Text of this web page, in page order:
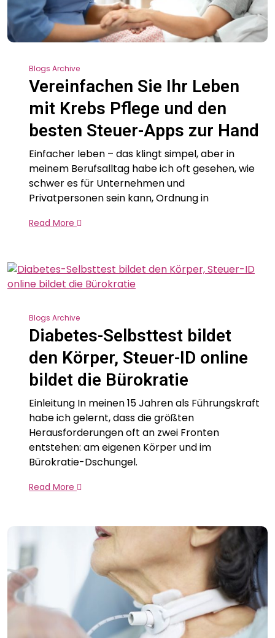
Blogs Archive
Vereinfachen Sie Ihr Leben
mit Krebs Pflege und den
besten Steuer-Apps zur Hand
Einfacher leben – das klingt simpel, aber in
meinem Berufsalltag habe ich oft gesehen, wie
schwer es für Unternehmen und
Privatpersonen sein kann, Ordnung in
Read More
Blogs Archive
Diabetes-Selbsttest bildet
den Körper, Steuer-ID online
bildet die Bürokratie
Einleitung In meinen 15 Jahren als Führungskraft
habe ich gelernt, dass die größten
Herausforderungen oft an zwei Fronten
entstehen: am eigenen Körper und im
Bürokratie-Dschungel.
Read More